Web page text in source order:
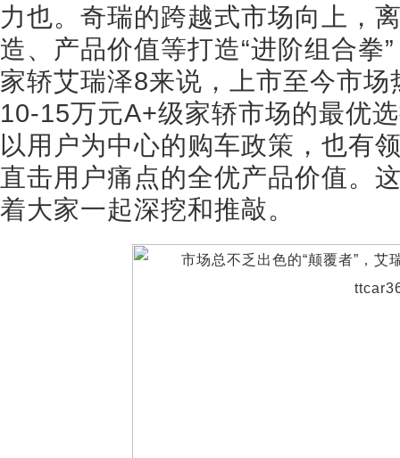
力也。奇瑞的跨越式市场向上，
造、产品价值等打造“进阶组合拳
家轿艾瑞泽8来说，上市至今市
10-15万元A+级家轿市场的最优
以用户为中心的购车政策，也有
直击用户痛点的全优产品价值。
着大家一起深挖和推敲。